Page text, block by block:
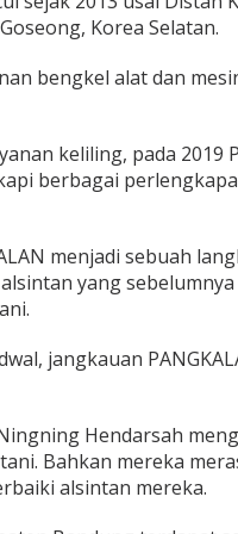
Korea Selatan.
bengkel alat dan
keliling, pada 2019
berbagai
menjadi sebuah
yang
jangkauan
Hendarsah
Bahkan mereka
alsintan mereka.